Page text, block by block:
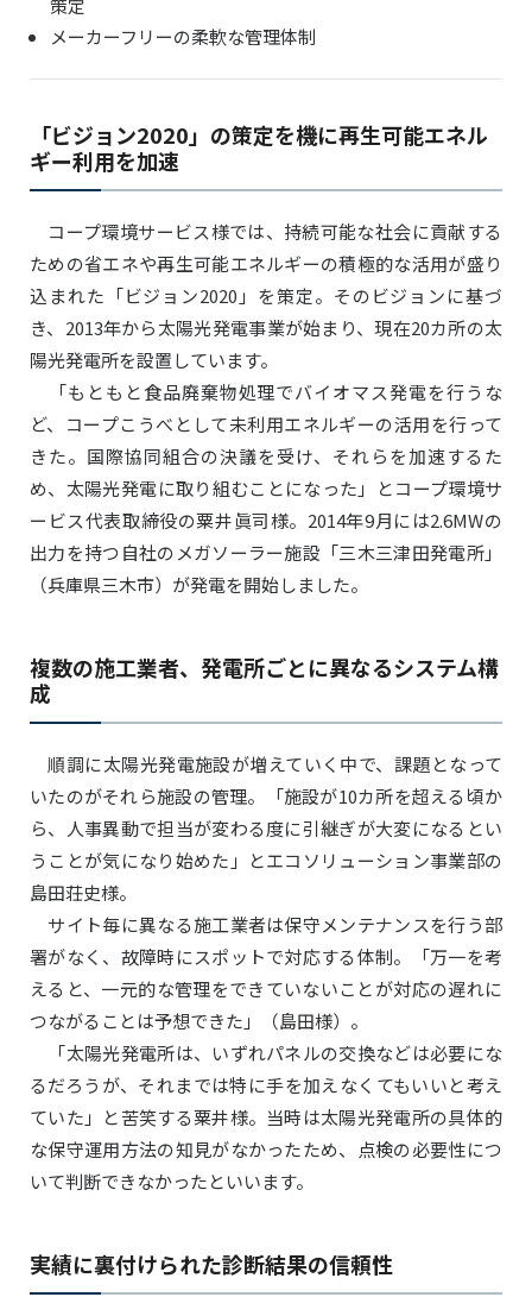
策定
メーカーフリーの柔軟な管理体制
「ビジョン2020」の策定を機に再生可能エネル
ギー利用を加速
コープ環境サービス様では、持続可能な社会に貢献する
ための省エネや再生可能エネルギーの積極的な活用が盛り
込まれた「ビジョン2020」を策定。そのビジョンに基づ
き、2013年から太陽光発電事業が始まり、現在20カ所の太
陽光発電所を設置しています。
「もともと食品廃棄物処理でバイオマス発電を行うな
ど、コープこうべとして未利用エネルギーの活用を行って
きた。国際協同組合の決議を受け、それらを加速するた
め、太陽光発電に取り組むことになった」とコープ環境サ
ービス代表取締役の粟井眞司様。2014年9月には2.6MWの
出力を持つ自社のメガソーラー施設「三木三津田発電所」
（兵庫県三木市）が発電を開始しました。
複数の施工業者、発電所ごとに異なるシステム構
成
順調に太陽光発電施設が増えていく中で、課題となって
いたのがそれら施設の管理。「施設が10カ所を超える頃か
ら、人事異動で担当が変わる度に引継ぎが大変になるとい
うことが気になり始めた」とエコソリューション事業部の
島田荘史様。
サイト毎に異なる施工業者は保守メンテナンスを行う部
署がなく、故障時にスポットで対応する体制。「万一を考
えると、一元的な管理をできていないことが対応の遅れに
つながることは予想できた」（島田様）。
「太陽光発電所は、いずれパネルの交換などは必要にな
るだろうが、それまでは特に手を加えなくてもいいと考え
ていた」と苦笑する粟井様。当時は太陽光発電所の具体的
な保守運用方法の知見がなかったため、点検の必要性につ
いて判断できなかったといいます。
実績に裏付けられた診断結果の信頼性